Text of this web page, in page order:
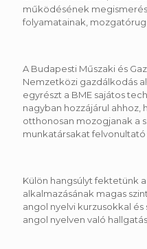
működésének
folyamatainak,
A Budapesti Műszaki és
Nemzetközi gazdálkodás
egyrészt a BME sajátos
nagyban hozzájárul ahhoz,
otthonosan mozogjanak a
munkatársakat
Külön hangsúlyt fektetünk
alkalmazásának magas
angol nyelvi kurzusokkal
angol nyelven való